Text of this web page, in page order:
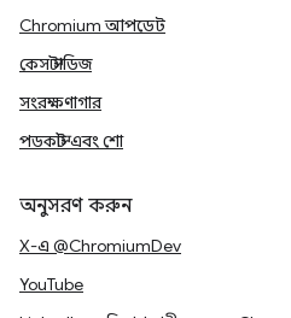
Chromium আপডেট
কেস স্টাডিজ
সংরক্ষণাগার
পডকাস্ট এবং শো
অনুসরণ করুন
X-এ @ChromiumDev
YouTube